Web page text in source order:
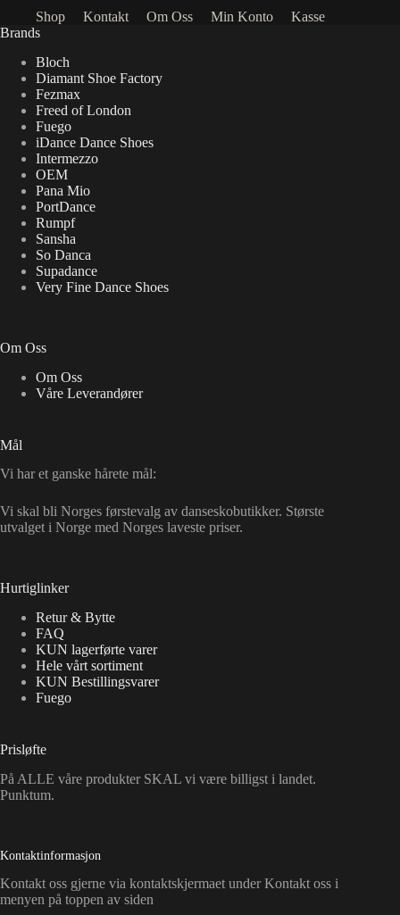
Shop Kontakt Om Oss Min Konto
Kasse
Brands
Bloch
Diamant Shoe Factory
Fezmax
Freed of London
Fuego
iDance Dance Shoes
Intermezzo
OEM
Pana Mio
PortDance
Rumpf
Sansha
So Danca
Supadance
Very Fine Dance Shoes
Om Oss
Om Oss
Våre Leverandører
Mål
Vi har et ganske hårete mål:
Vi skal bli Norges førstevalg av danseskobutikker. Største
utvalget i Norge med Norges laveste priser.
Hurtiglinker
Retur & Bytte
FAQ
KUN lagerførte varer
Hele vårt sortiment
KUN Bestillingsvarer
Fuego
Prisløfte
På ALLE våre produkter SKAL vi være billigst i landet.
Punktum.
Kontaktinformasjon
Kontakt oss gjerne via kontaktskjermaet under Kontakt oss i
menyen på toppen av siden